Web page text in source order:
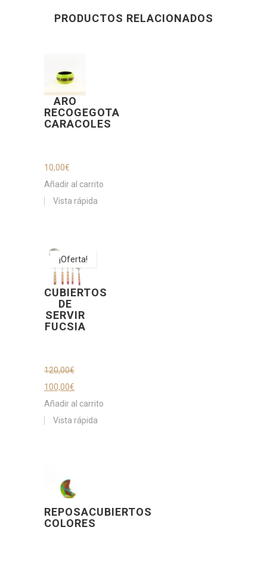
PRODUCTOS RELACIONADOS
ARO
RECOGEGOTA
CARACOLES
10,00€
Añadir al carrito
Vista rápida
¡Oferta!
CUBIERTOS
DE
SERVIR
FUCSIA
120,00€
100,00€
Añadir al carrito
Vista rápida
REPOSACUBIERTOS
COLORES